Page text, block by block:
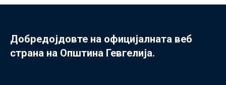
Добредојдовте на официјалната веб
страна на Општина Гевгелија.